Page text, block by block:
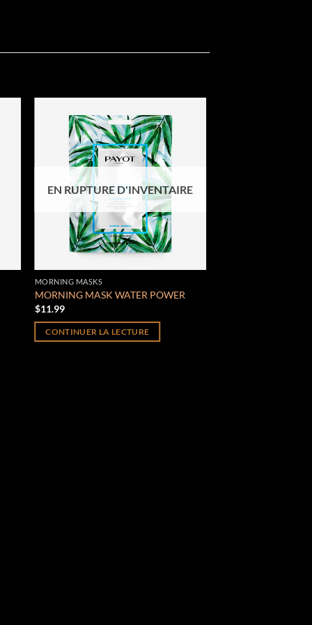
Add to
wishlist
EN RUPTURE D'INVENTAIRE
MORNING MASKS
MORNING MASK WATER POWER
$11.99
CONTINUER LA LECTURE